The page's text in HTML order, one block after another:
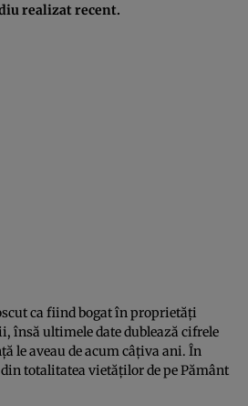
realizat recent.
ca fiind bogat în proprietăți
însă ultimele date dublează cifrele
le aveau de acum câțiva ani. În
totalitatea vietăților de pe Pământ